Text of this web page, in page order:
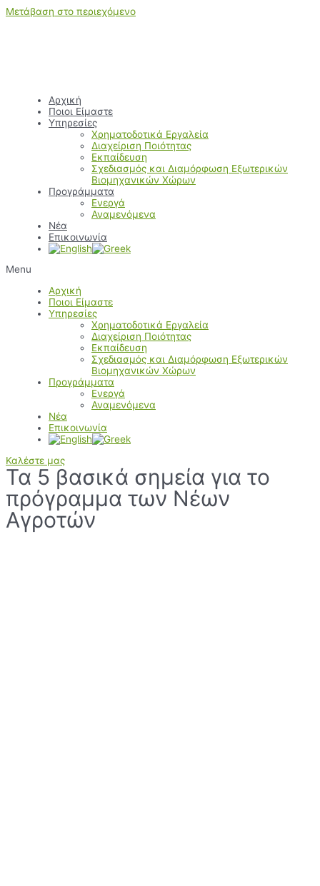
Μετάβαση στο περιεχόμενο
Αρχική
Ποιοι Είμαστε
Υπηρεσίες
Χρηματοδοτικά Εργαλεία
Διαχείριση Ποιότητας
Εκπαίδευση
Σχεδιασμός και Διαμόρφωση Εξωτερικών
Βιομηχανικών Χώρων
Προγράμματα
Ενεργά
Αναμενόμενα
Νέα
Επικοινωνία
Menu
Αρχική
Ποιοι Είμαστε
Υπηρεσίες
Χρηματοδοτικά Εργαλεία
Διαχείριση Ποιότητας
Εκπαίδευση
Σχεδιασμός και Διαμόρφωση Εξωτερικών
Βιομηχανικών Χώρων
Προγράμματα
Ενεργά
Αναμενόμενα
Νέα
Επικοινωνία
Καλέστε μας
Τα 5 βασικά σημεία για το
πρόγραμμα των Νέων
Αγροτών